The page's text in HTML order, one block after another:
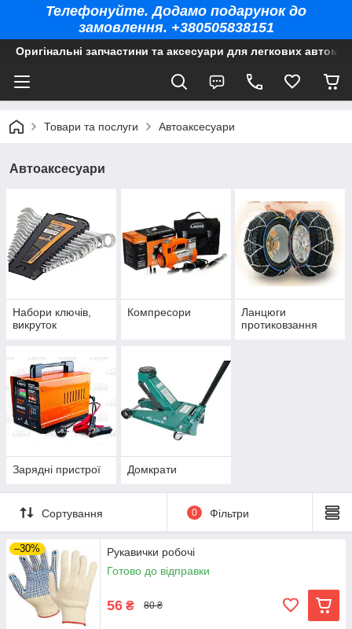
Телефонуйте. Додамо подарунок до
замовлення. +380505838151
Оригінальні запчастини та аксесуари для легкових
Товари та послуги Автоаксесуари
Автоаксесуари
Набори ключів,
викруток
Компресори
Ланцюги
протиковзання
Зарядні пристрої Домкрати
Сортування 0 Фільтри
–30%
Рукавички робочі
Готово до відправки
56 ₴ 80 ₴